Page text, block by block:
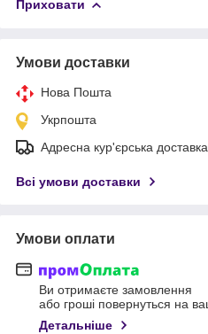
Приховати
Умови доставки
Нова Пошта
Укрпошта
Адресна кур'єрська
Всі умови доставки
Умови оплати
Ви отримаєте замовлення
або гроші повернуться на
Детальніше